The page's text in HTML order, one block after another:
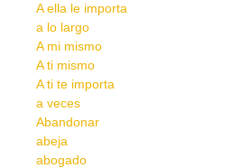
A ella le importa
a lo largo
A mi mismo
A ti mismo
A ti te importa
a veces
Abandonar
abeja
abogado